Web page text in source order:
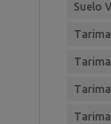
Suelo
Tarima